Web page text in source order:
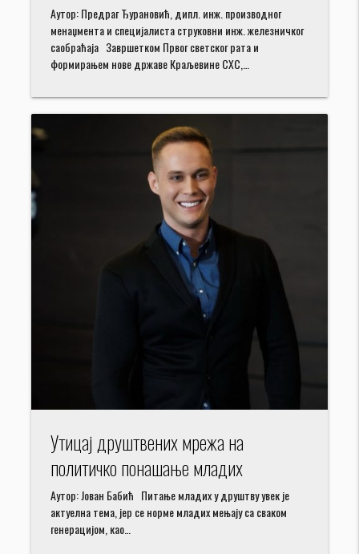
Аутор: Предраг Ђурановић, дипл. инж. производног
менаџмента и специјалиста струковни инж. железничког
саобраћаја Завршетком Првог светског рата и
формирањем нове државе Краљевине СХС,…
Утицај друштвених мрежа на
политичко понашање младих
Аутор: Јован Бабић Питање младих у друштву увек је
актуелна тема, јер се норме младих мењају са сваком
генерацијом, као…